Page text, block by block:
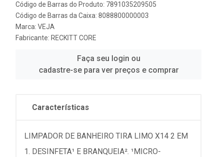
Código de Barras do Produto: 7891035209505
Código de Barras da Caixa: 8088800000003
Marca: VEJA
Fabricante: RECKITT CORE
Faça seu login ou
cadastre-se para ver preços e comprar
Características
LIMPADOR DE BANHEIRO TIRA LIMO X14 2 EM
1. DESINFETA¹ E BRANQUEIA². ¹MICRO-